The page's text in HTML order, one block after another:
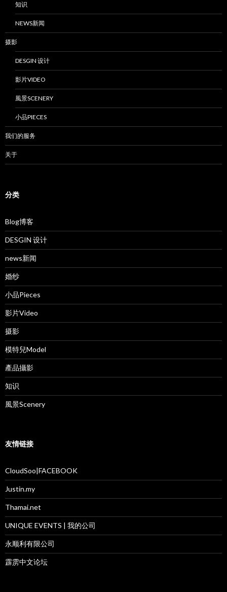
知识
NEWS新闻
摄影
DESGIN 设计
影片VIDEO
風景SCENERY
小品PIECES
我们的服务
关于
分类
Blog博客
DESGIN 设计
news新闻
婚纱
小品Pieces
影片Video
摄影
模特兒Model
產品攝影
知识
風景Scenery
友情链接
CloudSoo|FACEBOOK
Justin.my
Thamai.net
UNIQUE EVENTS | 我的公司
永顺利有限公司
霹雳中文论坛